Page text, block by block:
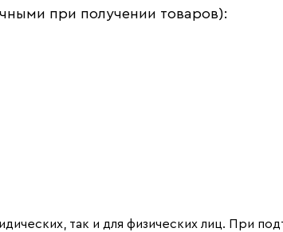
при получении товаров):
так и для физических лиц. При